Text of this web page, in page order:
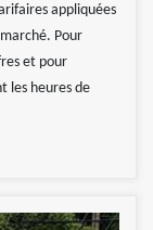
appliquées
Pour
et pour
les heures de